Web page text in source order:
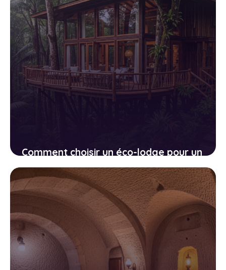
Comment choisir un éco-lodge pour un
séjour en immersion totale dans la
nature